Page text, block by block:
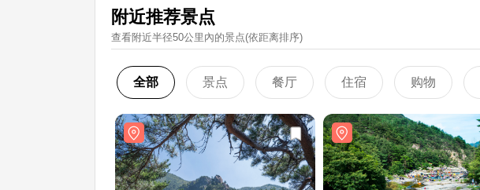
附近推荐景点
查看附近半径50公里內的景点(依距离排序)
全部 景点 餐厅 住宿 购物